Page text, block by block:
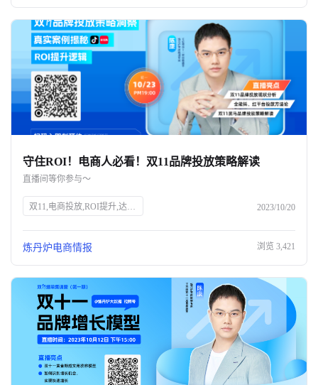
金融市场解决方案
电商解决方案
资源中心
新闻中心
活动中心
关于我们
公司介绍
商机推荐
行业报告
守住ROI！电商人必看！双11品牌投放策略解读
直播间等你参与～
双11,电商投放,ROI提升,达人筛选,预算控制,品牌策略,抖、红平台,炼丹炉大数据,知衣科技,AI科技 2023/10/20
炼丹炉电商情报 浏览 3,421